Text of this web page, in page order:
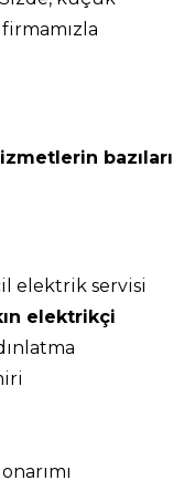
bazıları
elektrik servisi
elektrikçi